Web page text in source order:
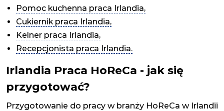
Pomoc kuchenna praca Irlandia,
Cukiernik praca Irlandia,
Kelner praca Irlandia,
Recepcjonista praca Irlandia.
Irlandia Praca HoReCa - jak się
przygotować?
Przygotowanie do pracy w branży HoReCa w Irlandii